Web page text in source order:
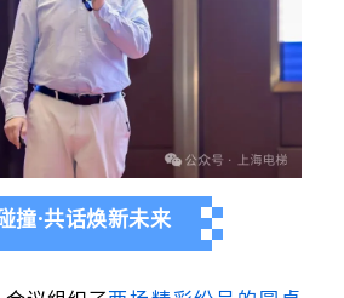
撞·共话焕新未来